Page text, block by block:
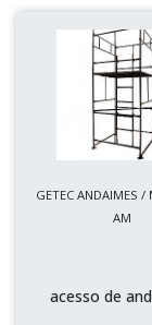
GETEC ANDAIMES /
AM
acesso de